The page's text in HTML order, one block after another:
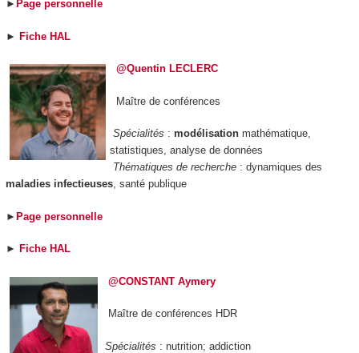
► Page personnelle
► Fiche HAL
@Quentin LECLERC
Maître de conférences
Spécialités : modélisation mathématique,
statistiques, analyse de données
Thématiques de recherche: dynamiques des
maladies infectieuses, santé publique
► Page personnelle
► Fiche HAL
@CONSTANT Aymery
Maître de conférences HDR
Spécialités : nutrition; addiction